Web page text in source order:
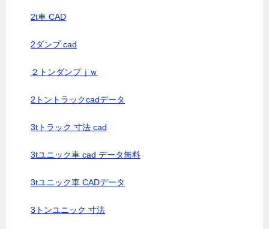
2t車 CAD
2ダンプ cad
２トンダンプｊｗ
2トントラックcadデータ
3tトラック 寸法 cad
3tユニック車 cad データ無料
3tユニック車 CADデータ
3トンユニック 寸法